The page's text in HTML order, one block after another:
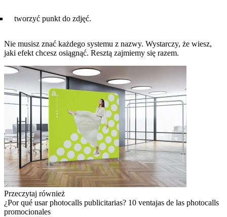
tworzyć punkt do zdjęć.
Nie musisz znać każdego systemu z nazwy. Wystarczy, że wiesz,
jaki efekt chcesz osiągnąć. Resztą zajmiemy się razem.
Przeczytaj również
¿Por qué usar photocalls publicitarias? 10 ventajas de las photocalls
promocionales